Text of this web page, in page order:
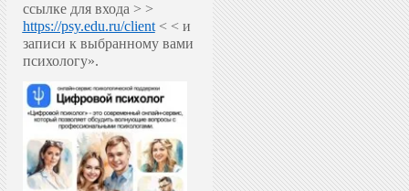
ссылке для входа > >
https://psy.edu.ru/client< < и
записи к выбранному вами
психологу».